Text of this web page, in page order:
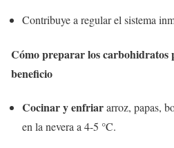
Contribuye a regular el sistema
Cómo preparar los carbohidratos
beneficio
Cocinar y enfriararroz, papas,
en la nevera a 4-5 °C.